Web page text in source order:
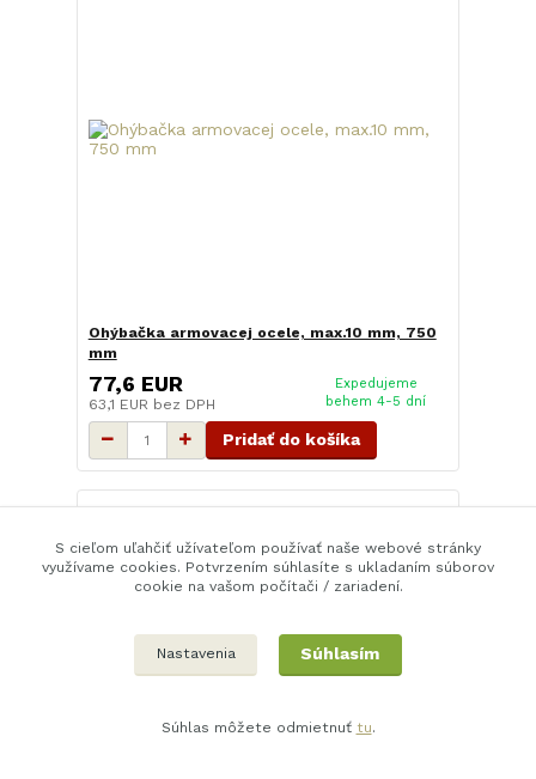
Ohýbačka armovacej ocele, max.10 mm, 750
mm
77,6 EUR
63,1 EUR bez DPH
Expedujeme
behem 4-5 dní
Pridať do košíka
S cieľom uľahčiť užívateľom používať naše webové stránky
využívame cookies. Potvrzením súhlasíte s ukladaním súborov
cookie na vašom počítači / zariadení.
Nastavenia Súhlasím
Súhlas môžete odmietnuť tu.